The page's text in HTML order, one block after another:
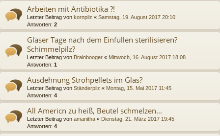
Arbeiten mit Antibiotika ?!
Letzter Beitrag von kornpilz « Samstag, 19. August 2017 20:10
Antworten: 2
Gläser Tage nach dem Einfüllen sterilisieren?
Schimmelpilz?
Letzter Beitrag von Brainbooger « Mittwoch, 16. August 2017 18:08
Antworten: 1
Ausdehnung Strohpellets im Glas?
Letzter Beitrag von Ständerpilz « Montag, 15. Mai 2017 11:45
Antworten: 4
All Americn zu heiß, Beutel schmelzen...
Letzter Beitrag von amanitha « Dienstag, 21. März 2017 19:45
Antworten: 4